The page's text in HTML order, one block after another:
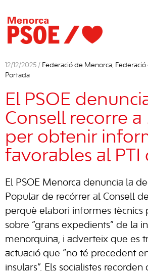
12/12/2025 / Federació de Menorca,
Portada
El PSOE
Consell recorre a
per obtenir
favorables al PTI
El PSOE Menorca denuncia la
Popular de recórrer al Consell
perquè elabori informes tècnics
sobre “grans expedients” de la
menorquina, i adverteix que es
actuació que “no té precedent
insulars”. Els socialistes